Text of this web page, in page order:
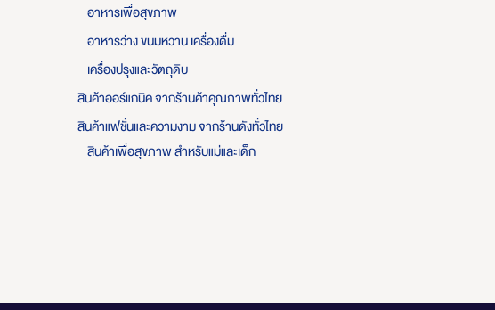
อาหารเพื่อสุขภาพ
อาหารว่าง ขนมหวาน เครื่องดื่ม
เครื่องปรุงและวัตถุดิบ
สินค้าออร์แกนิค จากร้านค้าคุณภาพทั่วไทย
สินค้าแฟชั่นและความงาม จากร้านดังทั่วไทย
สินค้าเพื่อสุขภาพ สำหรับแม่และเด็ก